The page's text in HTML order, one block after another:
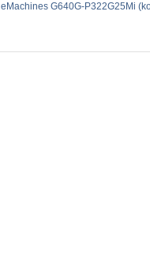
eMachines G640G-P322G25Mi